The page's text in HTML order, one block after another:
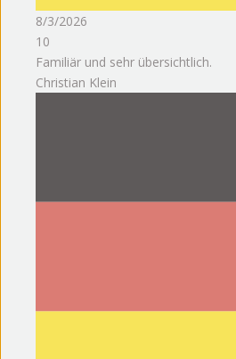
8/3/2026
10
Familiär und sehr übersichtlich.
Christian Klein